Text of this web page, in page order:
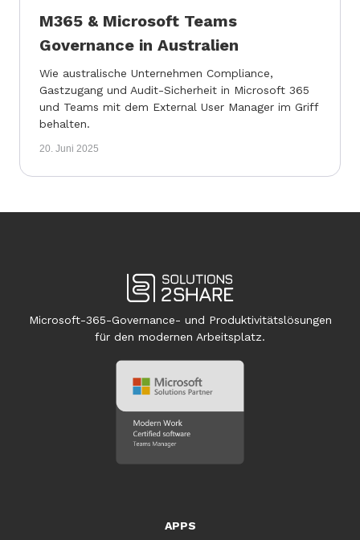
M365 & Microsoft Teams
Governance in Australien
Wie australische Unternehmen Compliance,
Gastzugang und Audit-Sicherheit in Microsoft 365
und Teams mit dem External User Manager im Griff
behalten.
20. Juni 2025
Microsoft-365-Governance- und Produktivitätslösungen
für den modernen Arbeitsplatz.
APPS